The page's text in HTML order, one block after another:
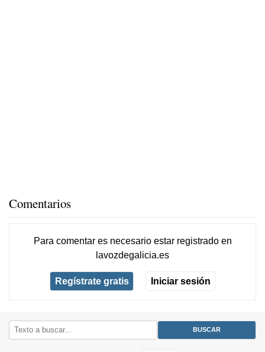
Comentarios
Para comentar es necesario estar registradoen
lavozdegalicia.es
Regístrate gratis Iniciar sesión